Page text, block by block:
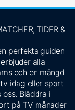
TIDER &
perfekta guiden
alla
och en mängd
idag eller sport
Bläddra i
på TV månader